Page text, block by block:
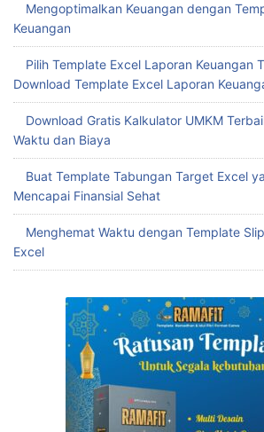
Mengoptimalkan Keuangan dengan
Keuangan
Pilih Template Excel Laporan Keuangan
Download Template Excel Laporan
Download Gratis Kalkulator UMKM
Waktu dan Biaya
Buat Template Tabungan Target Excel
Mencapai Finansial Sehat
Menghemat Waktu dengan Template
Excel